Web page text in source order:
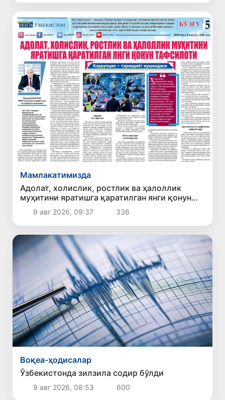
Мамлакатимизда
Адолат, холислик, ростлик ва ҳалоллик
муҳитини яратишга қаратилган янги қонун
тафсилоти
9 авг 2026, 09:37 336
Воқеа-ҳодисалар
Ўзбекистонда зилзила содир бўлди
9 авг 2026, 08:53 600